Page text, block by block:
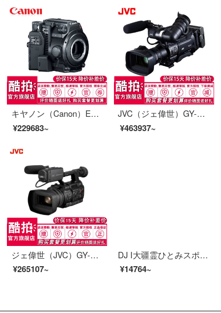
キヤノン（Canon）EOS C 200映画カメラ4 KビデオカメラC 200 B単体/レンズを含まないオフィシャル標準装備
¥229683~
JVC（ジェ偉世）GY-HM 890 Eスタジオメモリカード式ハイビジョン撮影一体機公式標準装備
¥463937~
ジェ偉世（JVC）GY-HC 500専門カメラ4 Kハイビジョンメモリカード式撮影一体機ニュースインタビュー会議手持式カメラ黒公式標準装備
¥265107~
DJ I大疆霊ひとみスポーツカメラosmo Action手ブレ防止4 K高精細撮影Vlog防水カメラの標準装備+128 G+三折レバー+アウトドア実用スーツ
¥14764~